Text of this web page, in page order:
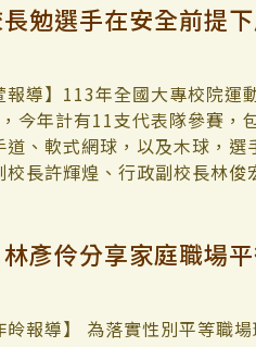
相當實用又有趣。 林彥伶
和興趣，藉由引入永續發展
，激發他們在此領域思考，
的平台，也強化了他們與淡
有趣且引人入勝，也對淡
，更清晰地看到自己未來
展議題。
勉選手在安全前提
報導】113年全國大專校院
今年計有11支代表隊參賽，
、軟式網球，以及木球，
長許輝煌、行政副校長林
獎牌。本校培育學生具備八
度榮獲教育部體育績優獎，
育活動，展現對體育素養的
意自身安全，在運動場上展
彥伶分享家庭職場
皊報導】 為落實性別平等職